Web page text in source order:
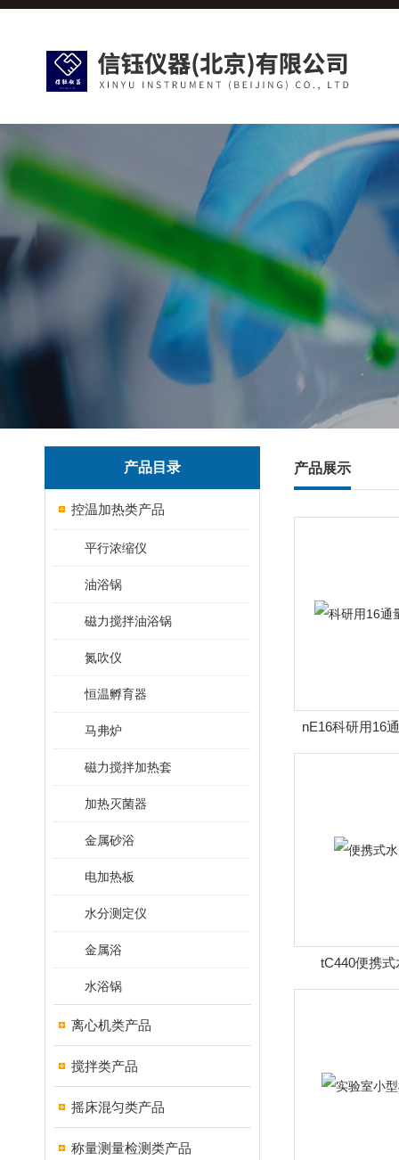
产品目录
控温加热类产品
平行浓缩仪
油浴锅
磁力搅拌油浴锅
氮吹仪
恒温孵育器
马弗炉
磁力搅拌加热套
加热灭菌器
金属砂浴
电加热板
水分测定仪
金属浴
水浴锅
离心机类产品
搅拌类产品
摇床混匀类产品
称量测量检测类产品
产品展示
nE16科研用16
tC440便携